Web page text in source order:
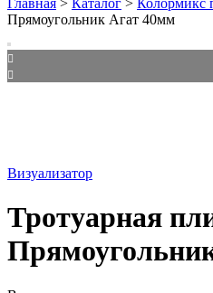
Главная > Каталог > Колормикс
Прямоугольник Агат 40мм
Визуализатор
Тротуарная